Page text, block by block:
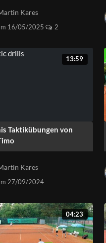
Kares
16/05/2025 2
13:59
Taktikübungen von
Kares
27/09/2024
04:23